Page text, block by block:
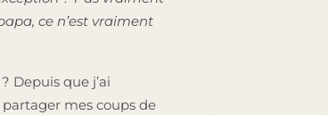
ce n’est vraiment
Depuis que j’ai
partager mes coups de